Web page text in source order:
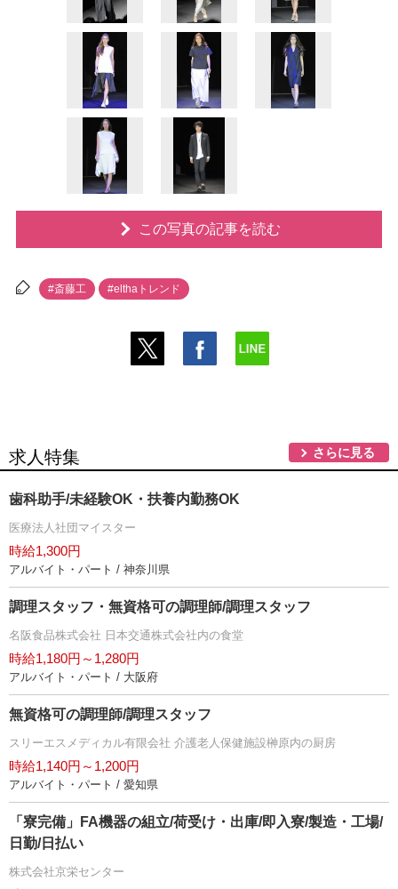
この写真の記事を読む
#斎藤工 #elthaトレンド
求人特集 さらに見る
歯科助手/未経験OK・扶養内勤務OK
医療法人社団マイスター
時給1,300円
アルバイト・パート / 神奈川県
調理スタッフ・無資格可の調理師/調理スタッフ
名阪食品株式会社 日本交通株式会社内の食堂
時給1,180円～1,280円
アルバイト・パート / 大阪府
無資格可の調理師/調理スタッフ
スリーエスメディカル有限会社 介護老人保健施設榊原内の厨房
時給1,140円～1,200円
アルバイト・パート / 愛知県
「寮完備」FA機器の組立/荷受け・出庫/即入寮/製造・工場/
日勤/日払い
株式会社京栄センター